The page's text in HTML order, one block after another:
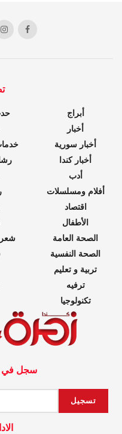
أبراج
أخبار
أخبار سورية
أخبار كندا
أدب
أفلام ومسلسلات
اقتصاد
الأطفال
الصحة العامة
الصحة النفسية
تربية و تعليم
ترفيه
تكنولوجيا
سجل في